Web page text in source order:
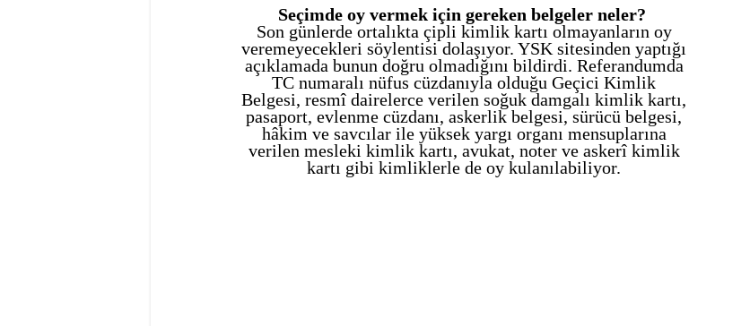
Seçimde oy vermek için gereken belgeler neler?
Son günlerde ortalıkta çipli kimlik kartı olmayanların oy
veremeyecekleri söylentisi dolaşıyor. YSK sitesinden yaptığı
açıklamada bunun doğru olmadığını bildirdi. Referandumda
TC numaralı nüfus cüzdanıyla olduğu Geçici Kimlik
Belgesi, resmî dairelerce verilen soğuk damgalı kimlik kartı,
pasaport, evlenme cüzdanı, askerlik belgesi, sürücü belgesi,
hâkim ve savcılar ile yüksek yargı organı mensuplarına
verilen mesleki kimlik kartı, avukat, noter ve askerî kimlik
kartı gibi kimliklerle de oy kulanılabiliyor.